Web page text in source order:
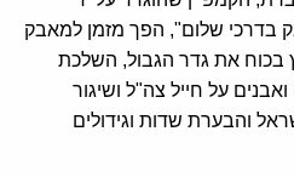
בדרכי שלום", הפך מזמן למאבק
בכוח את גדר הגבול, השלכת
על חייל צה"ל ושיגור
והבערת שדות וגידולים